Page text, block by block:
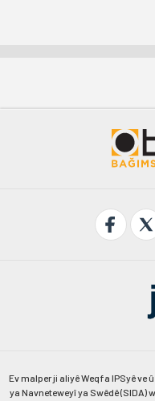
Ev malper ji aliyê Weqfa IPSyê
ya Navneteweyî ya Swêdê (SIDA)